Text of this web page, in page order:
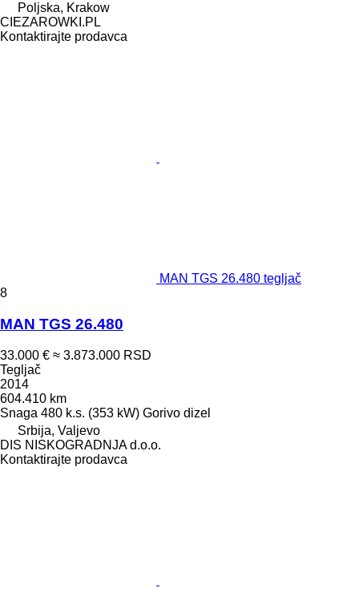
Poljska, Krakow
CIEZAROWKI.PL
Kontaktirajte prodavca
MAN TGS 26.480 tegljač
8
MAN TGS 26.480
33.000 € ≈ 3.873.000 RSD
Tegljač
2014
604.410 km
Snaga 480 k.s. (353 kW) Gorivo dizel
Srbija, Valjevo
DIS NISKOGRADNJA d.o.o.
Kontaktirajte prodavca